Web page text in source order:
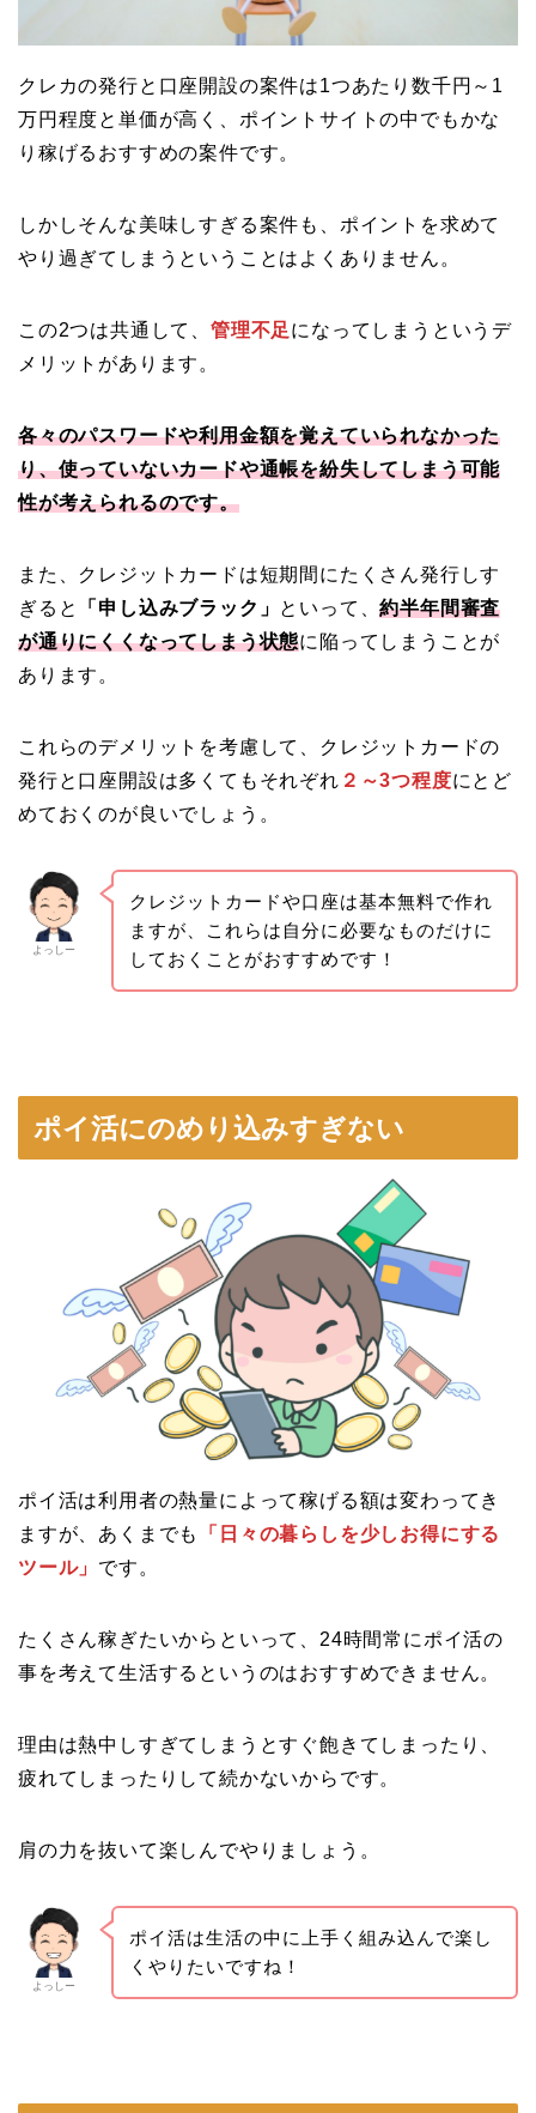
クレカの発行と口座開設の案件は1つあたり数千円～1
万円程度と単価が高く、ポイントサイトの中でもかな
り稼げるおすすめの案件です。
しかしそんな美味しすぎる案件も、ポイントを求めて
やり過ぎてしまうということはよくありません。
この2つは共通して、 管理不足 になってしまうというデ
メリットがあります。
各々のパスワードや利用金額を覚えていられなかった
り、使っていないカードや通帳を紛失してしまう可能
性が考えられるのです。
また、クレジットカードは短期間にたくさん発行しす
ぎると
「申し込みブラック」 といって、約半年間審査
が通りにくくなってしまう状態に陥ってしまうことが
あります。
これらのデメリットを考慮して、クレジットカードの
発行と口座開設は多くてもそれぞれ ２～3つ程度にとど
めておくのが良いでしょう。
よっしー
クレジットカードや口座は基本無料で作れ
ますが、これらは自分に必要なものだけに
しておくことがおすすめです！
ポイ活にのめり込みすぎない
ポイ活は利用者の熱量によって稼げる額は変わってき
ますが、あくまでも
「日々の暮らしを少しお得にする
ツール」 です。
たくさん稼ぎたいからといって、24時間常にポイ活の
事を考えて生活するというのはおすすめできません。
理由は熱中しすぎてしまうとすぐ飽きてしまったり、
疲れてしまったりして続かないからです。
肩の力を抜いて楽しんでやりましょう。
よっしー
ポイ活は生活の中に上手く組み込んで楽し
くやりたいですね！